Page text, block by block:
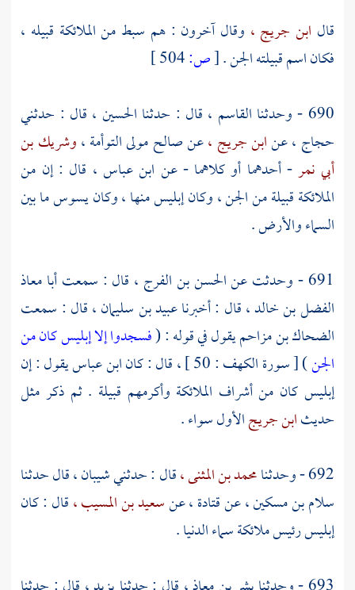
قال ابن جريج ، وقال آخرون : هم سبط من الملائكة قبيله ،
فكان اسم قبيلته الجن .[ص:
690 - وحدثنا
القاسم ، قال : حدثنا الحسين ، قال : حدثني
حجاج ،عنابن جريج ،عنصالح مولى التوأمة ،وشريك بن
أبي نمر- أحدهما أو كلاهما - عن ابن عباس ، قال : إن من
الملائكة قبيلة من الجن ، وكان إبليس منها ، وكان يسوس ما بين
السماء والأرض .
691 - وحدثت عن
الحسن بن الفرج ، قال : سمعتأبا معاذ
الفضل بن خالد ،قال : أخبرناعبيد بن سليمان ،قال : سمعت
الضحاك بن مزاحميقول في قوله : (فسجدوا إلا إبليس كان من
الجن) [ سورة الكهف : 50 ] ، قال : كان ابن عباسيقول : إن
إبليس كان من أشراف الملائكة وأكرمهم قبيلة . ثم ذكر مثل
حديثابن جريجالأول سواء .
692 - وحدثنا
محمد بن المثنى ،قال : حدثنيشيبان ،قال حدثنا
سلام بن مسكين ،عنقتادة ،عنسعيد بن المسيب ،قال : كان
إبليس رئيس ملائكة سماء الدنيا .